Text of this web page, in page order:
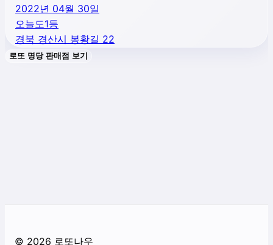
2022년 04월 30일
오늘도1등
경북 경산시 봉황길 22
로또 명당 판매점 보기
© 2026 로또나우